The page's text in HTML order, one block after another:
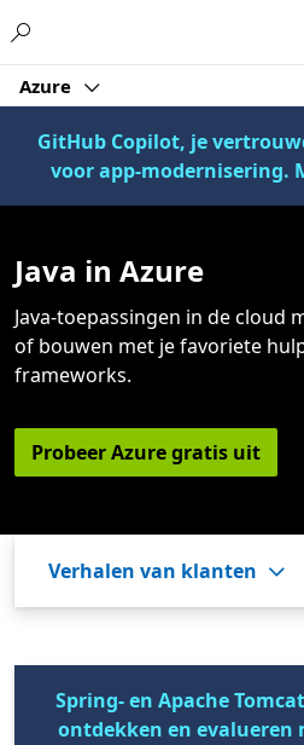
Azure
GitHub Copilot, je
voor app-modernisering.
Java in Azure
Java-toepassingen in de cloud
of bouwen met je favoriete
frameworks.
Probeer Azure gratis uit
Verhalen van klanten
Spring- en Apache
ontdekken en evalueren